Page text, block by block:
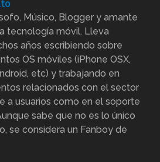
Músico, Blogger y amante
tecnología móvil. Lleva
años escribiendo sobre
OS móviles (iPhone OSX,
etc) y trabajando en
relacionados con el sector
a usuarios como en el soporte
sabe que no es lo único
se considera un Fanboy de